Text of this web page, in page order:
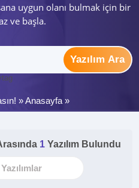
uygun olanı bulmak için bir
ve başla.
Yazılım Ara
»Anasayfa »
1 Yazılım Bulundu